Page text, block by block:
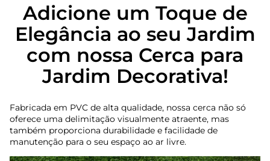
Adicione um Toque de
Elegância ao seu Jardim
com nossa Cerca para
Jardim Decorativa!
Fabricada em PVC de alta qualidade, nossa cerca não só
oferece uma delimitação visualmente atraente, mas
também proporciona durabilidade e facilidade de
manutenção para o seu espaço ao ar livre.